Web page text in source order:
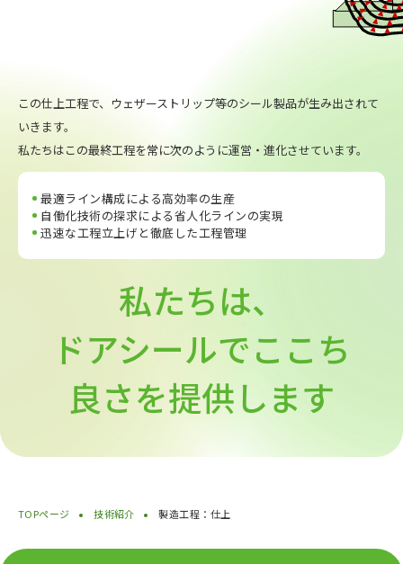
この仕上工程で、ウェザーストリップ等のシール製品が生み出されて
いきます。
私たちはこの最終工程を常に次のように運営・進化させています。
最適ライン構成による高効率の生産
自働化技術の探求による省人化ラインの実現
迅速な工程立上げと徹底した工程管理
私たちは、
ドアシールでここち
良さを提供します
TOPページ 技術紹介 製造工程：仕上